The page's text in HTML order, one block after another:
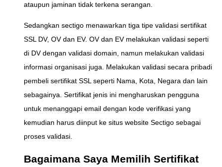
ataupun jaminan tidak terkena serangan.
Sedangkan sectigo menawarkan tiga tipe validasi sertifikat
SSL DV, OV dan EV. OV dan EV melakukan validasi seperti
di DV dengan validasi domain, namun melakukan validasi
informasi organisasi juga. Melakukan validasi secara pribadi
pembeli sertifikat SSL seperti Nama, Kota, Negara dan lain
sebagainya. Sertifikat jenis ini mengharuskan pengguna
untuk menanggapi email dengan kode verifikasi yang
kemudian harus diinput ke situs website Sectigo sebagai
proses validasi.
Bagaimana Saya Memilih Sertifikat